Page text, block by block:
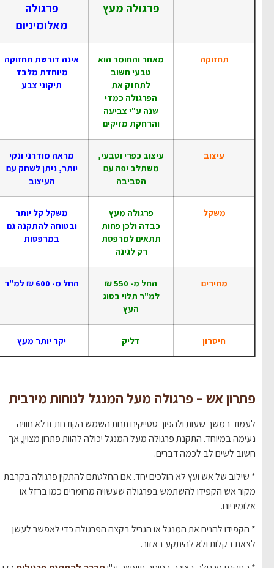
פרגולה מעץ
פרגולה
מאלומיניום
תחזוקה
מאחר והחומר הוא
טבעי חשוב
לתחזק את
הפרגולה כמדי
שנה ע"י צביעה
והרחקת מזיקים
אינה דורשת תחזוקה
מיוחדת מלבד
תיקוני צבע
עיצוב
עיצוב כפרי וטבעי,
משתלב יפה עם
הסביבה
מראה מודרני ונקי
יותר, ניתן לשחק עם
העיצוב
משקל
פרגולה מעץ
כבדה ולכן פחות
תתאים למרפסת
רק לגינה
משקל קל יותר
ובטוחה להתקנה גם
במרפסות
מחירים
החל מ- 550 ₪
למ"ר תלוי בסוג
החל מ- 600 ₪ למ"ר
חיסרון דליק יקר יותר מעץ
פתרון אש – פרגולה מעל המנגל לנוחות מירבית
לעמוד במשך שעות ולהפוך סטייקים תחת השמש הקודחת זו לא חוויה
נעימה במיוחד. התקנת פרגולה מעל המנגל יכולה להוות פתרון מצוין, אך
חשוב לשים לב לכמה דברים.
* שילוב של אש ועץ לא הולכים יחד. אם החלטתם להתקין פרגולה בקרבת
מקור אש הקפידו להשתמש בפרגולה שעשויה מחומרים כמו ברזל או
אלומיניום.
* הקפידו להניח את המנגל או הגריל בקצה הפרגולה כדי לאפשר לעשן
לצאת בקלות ולא להיתקע באזור.